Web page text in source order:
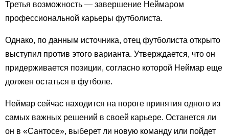
Третья возможность — завершение Неймаром
профессиональной карьеры футболиста.
Однако, по данным источника, отец футболиста открыто
выступил против этого варианта. Утверждается, что он
придерживается позиции, согласно которой Неймар еще
должен остаться в футболе.
Неймар сейчас находится на пороге принятия одного из
самых важных решений в своей карьере. Останется ли
он в «Сантосе», выберет ли новую команду или пойдет